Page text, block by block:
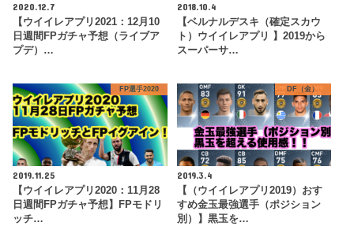
2020.12.7
【ウイイレアプリ2021：12月10
日週間FPガチャ予想（ライブア
プデ）…
2018.10.4
【ベルナルデスキ（確定スカウ
ト）ウイイレアプリ 】2019から
スーパーサ…
FP選手2020
2019.11.25
【ウイイレアプリ2020：11月28
日週間FPガチャ予想】FPモドリ
ッチ…
DF（金）
2019.3.4
【（ウイイレアプリ2019）おす
すめ金玉最強選手（ポジション
別）】黒玉を…